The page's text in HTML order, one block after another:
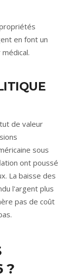
en font un
de valeur
sous
ont poussé
La baisse des
l'argent plus
pas de coût
?